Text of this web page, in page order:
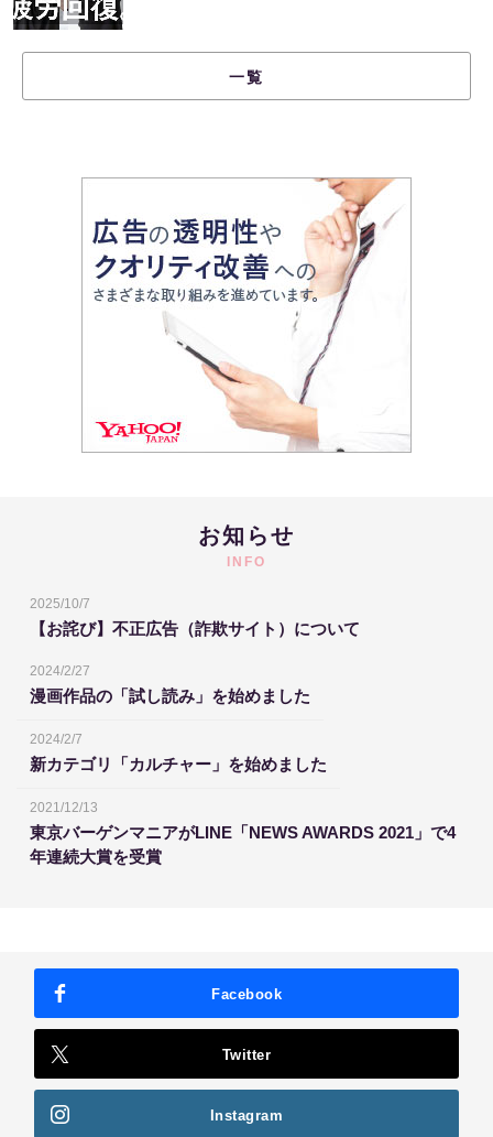
一覧
お知らせ
INFO
2025/10/7
【お詫び】不正広告（詐欺サイト）について
2024/2/27
漫画作品の「試し読み」を始めました
2024/2/7
新カテゴリ「カルチャー」を始めました
2021/12/13
東京バーゲンマニアがLINE「NEWS AWARDS 2021」で4
年連続大賞を受賞
Facebook
Twitter
Instagram